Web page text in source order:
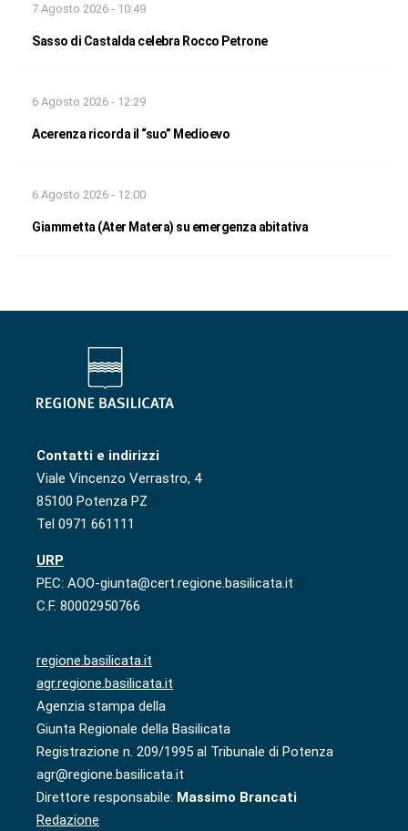
7 Agosto 2026 - 10:49
Sasso di Castalda celebra Rocco Petrone
6 Agosto 2026 - 12:29
Acerenza ricorda il “suo” Medioevo
6 Agosto 2026 - 12:00
Giammetta (Ater Matera) su emergenza abitativa
Contatti e indirizzi
Viale Vincenzo Verrastro, 4
85100 Potenza PZ
Tel 0971 661111
URP
PEC: AOO-giunta@cert.regione.basilicata.it
C.F. 80002950766
regione.basilicata.it
agr.regione.basilicata.it
Agenzia stampa della
Giunta Regionale della Basilicata
Registrazione n. 209/1995 al Tribunale di Potenza
agr@regione.basilicata.it
Direttore responsabile: Massimo Brancati
Redazione